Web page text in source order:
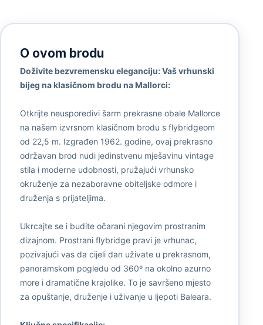
O ovom brodu
Doživite bezvremensku eleganciju: Vaš vrhunski
bijeg na klasičnom brodu na Mallorci:
Otkrijte neusporedivi šarm prekrasne obale Mallorce
na našem izvrsnom klasičnom brodu s flybridgeom
od 22,5 m. Izgrađen 1962. godine, ovaj prekrasno
održavan brod nudi jedinstvenu mješavinu vintage
stila i moderne udobnosti, pružajući vrhunsko
okruženje za nezaboravne obiteljske odmore i
druženja s prijateljima.
Ukrcajte se i budite očarani njegovim prostranim
dizajnom. Prostrani flybridge pravi je vrhunac,
pozivajući vas da cijeli dan uživate u prekrasnom,
panoramskom pogledu od 360º na okolno azurno
more i dramatične krajolike. To je savršeno mjesto
za opuštanje, druženje i uživanje u ljepoti Baleara.